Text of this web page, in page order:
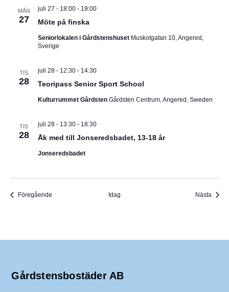
MÅN
27 Möte på finska
juli 27 - 18:00- 19:00
Seniorlokalen i Gårdstenshuset Muskotgatan 10, Angered,
Sverige
TIS
28 Teoripass Senior Sport School
juli 28 - 12:30- 14:30
Kulturrummet Gårdsten Gårdsten Centrum, Angered, Sweden
TIS
28 Åk med till Jonseredsbadet, 13-18 år
juli 28 - 13:30- 18:30
Jonseredsbadet
FöregåendeEvenemang Idag Nästa
Gårdstensbostäder AB